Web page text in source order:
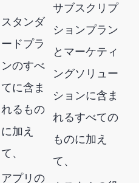
スタンダ
ードプラ
ンのすべ
てに含ま
れるもの
に加え
て、
アプリの
サブスクリプ
ションプラン
とマーケティ
ングソリュー
ションに含ま
れるすべての
ものに加え
て、